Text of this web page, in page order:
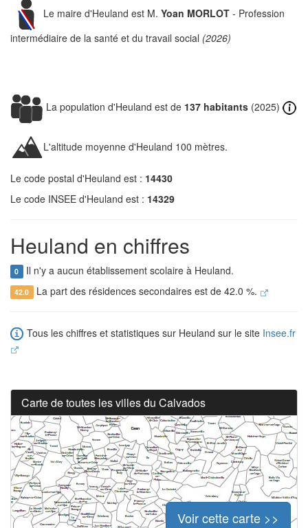
Le maire d'Heuland est M. Yoan MORLOT - Profession
intermédiaire de la santé et du travail social (2026)
La population d'Heuland est de 137 habitants (2025)
L'altitude moyenne d'Heuland 100 mètres.
Le code postal d'Heuland est : 14430
Le code INSEE d'Heuland est : 14329
Heuland en chiffres
0 Il n'y a aucun établissement scolaire à Heuland.
42.0 La part des résidences secondaires est de 42.0 %.
Tous les chiffres et statistiques sur Heuland sur le site Insee.fr
Carte de toutes les villes du Calvados
Voir cette carte >>